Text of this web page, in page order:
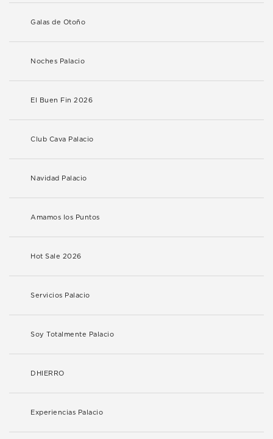
Galas de Otoño
Noches Palacio
El Buen Fin 2026
Club Cava Palacio
Navidad Palacio
Amamos los Puntos
Hot Sale 2026
Servicios Palacio
Soy Totalmente Palacio
DHIERRO
Experiencias Palacio